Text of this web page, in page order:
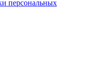
персональных